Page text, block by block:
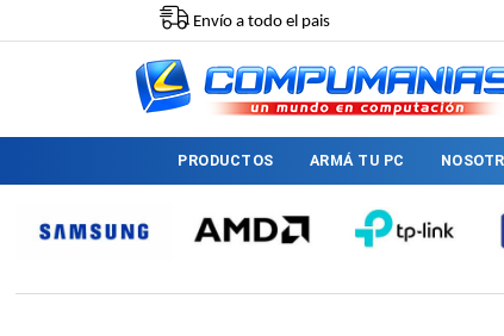
PRODUCTOS ARMÁ TU PC
Envío a todo el pais